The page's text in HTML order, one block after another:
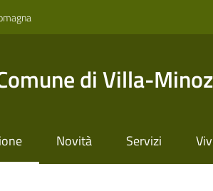
di Villa-
Novità Servizi